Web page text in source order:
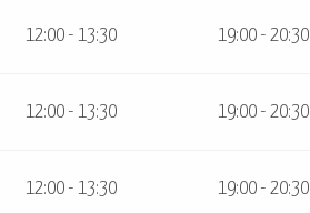
12:00 - 13:30 19:00 - 20:30
12:00 - 13:30 19:00 - 20:30
12:00 - 13:30 19:00 - 20:30